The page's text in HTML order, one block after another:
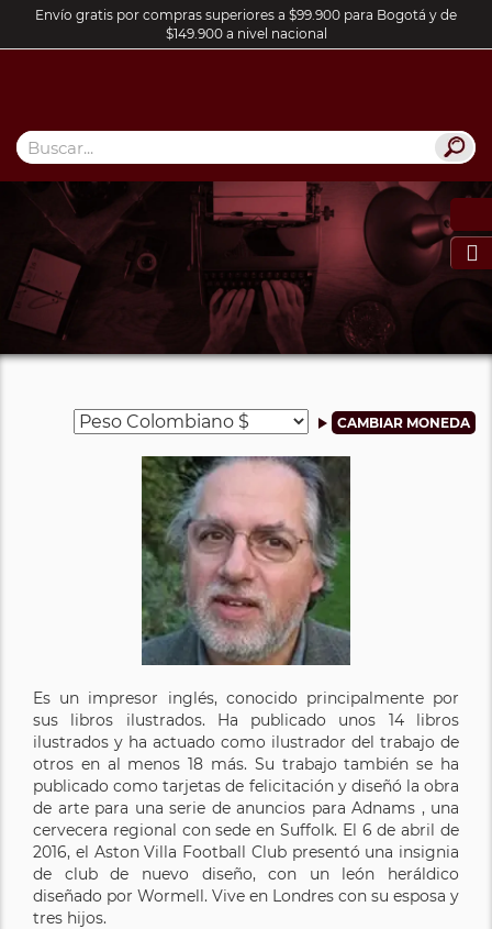
Envío gratis por compras superiores a $99.900 para Bogotá y de
$149.900 a nivel nacional

Es un impresor inglés, conocido principalmente por
sus libros ilustrados. Ha publicado unos 14 libros
ilustrados y ha actuado como ilustrador del trabajo de
otros en al menos 18 más. Su trabajo también se ha
publicado como tarjetas de felicitación y diseñó la obra
de arte para una serie de anuncios para Adnams , una
cervecera regional con sede en Suffolk. El 6 de abril de
2016, el Aston Villa Football Club presentó una insignia
de club de nuevo diseño, con un león heráldico
diseñado por Wormell. Vive en Londres con su esposa y
tres hijos.